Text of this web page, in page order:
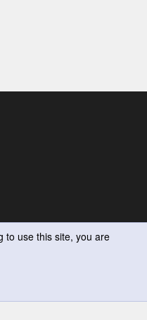
to use this site, you are